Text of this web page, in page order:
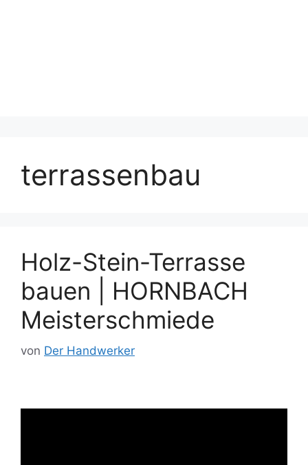
terrassenbau
Holz-Stein-Terrasse
bauen | HORNBACH
Meisterschmiede
von Der Handwerker